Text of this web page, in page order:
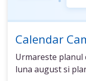
Calendar
Urmareste planul
luna august si